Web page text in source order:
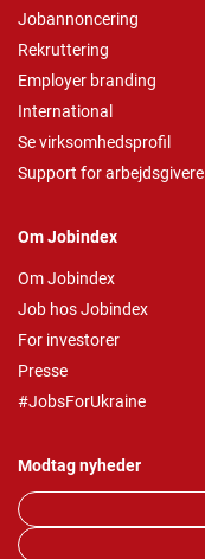
Jobannoncering
Rekruttering
Employer branding
International
Se virksomhedsprofil
Support for arbejdsgivere
Om Jobindex
Om Jobindex
Job hos Jobindex
For investorer
Presse
#JobsForUkraine
Modtag nyheder